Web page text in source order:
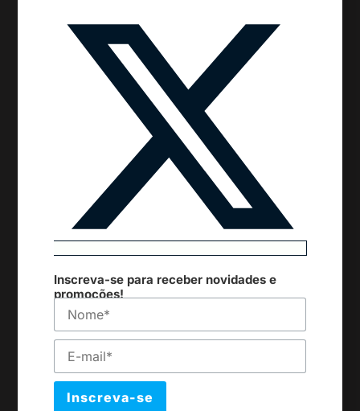
Inscreva-se para receber novidades e
promoções!
Inscreva-se